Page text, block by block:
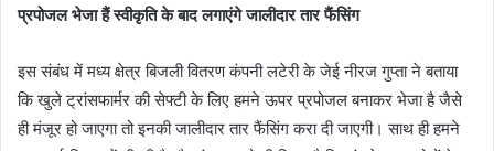
प्रपोजल भेजा हैं स्वीकृति के बाद लगाएंगे जालीदार तार फैंसिंग
इस संबंध में मध्य क्षेत्र बिजली वितरण कंपनी लटेरी के जेई नीरज गुप्ता ने बताया
कि खुले ट्रांसफार्मर की सेफ्टी के लिए हमने ऊपर प्रपोजल बनाकर भेजा है जैसे
ही मंजूर हो जाएगा तो इनकी जालीदार तार फैंसिंग करा दी जाएगी। साथ ही हमने